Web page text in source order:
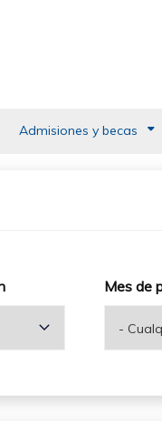
Admisiones y becas
Mes de